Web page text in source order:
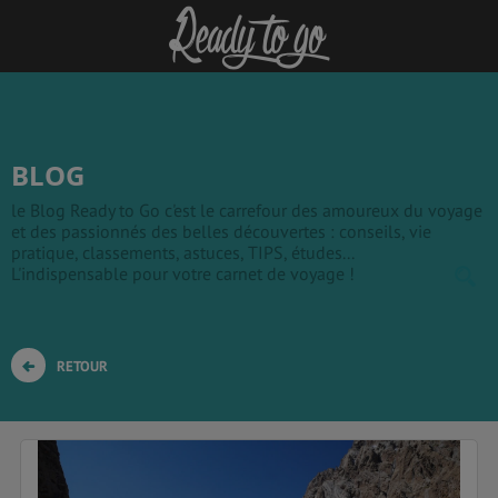
BLOG
le Blog Ready to Go c'est le carrefour des amoureux du voyage
et des passionnés des belles découvertes : conseils, vie
pratique, classements, astuces, TIPS, études...
L'indispensable pour votre carnet de voyage !
RETOUR